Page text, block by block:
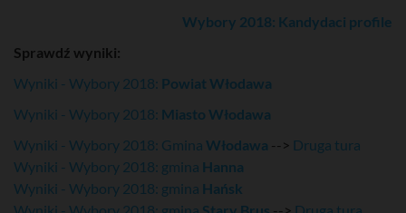
Wybory 2018: Kandydaci profile
Sprawdź wyniki:
Wyniki - Wybory 2018: Powiat Włodawa
Wyniki - Wybory 2018: Miasto Włodawa
Wyniki - Wybory 2018: Gmina Włodawa --> Druga tura
Wyniki - Wybory 2018: gmina Hanna
Wyniki - Wybory 2018: gmina Hańsk